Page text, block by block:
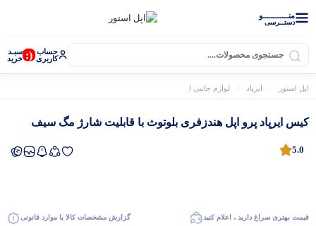
منــــــــــــو
دستــرسی
حساب
کاربری (: سبـد
خرید
اپل استور ایرپاد لوازم جانبی ایرپاد
کیس ایرپاد پرو اپل هندزفری بلوتوث با قابلیت شارژ مگ سیف
5.0
قیمت بهتری سراغ دارید ، اعلام کنید گزارش مشخصات کالا یا موارد قانونی